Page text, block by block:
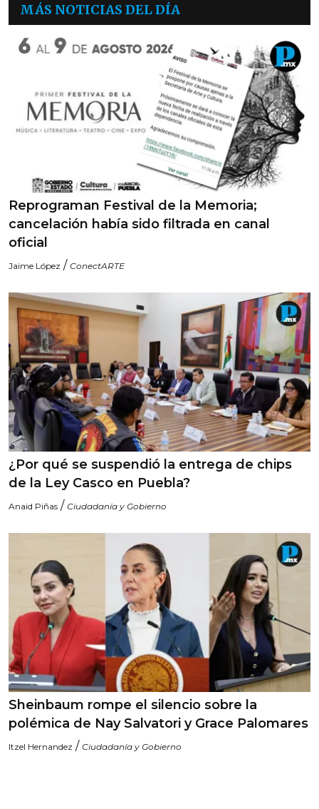
MÁS NOTICIAS DEL DÍA
Reprograman Festival de la Memoria;
cancelación había sido filtrada en canal
oficial
Jaime López / ConectARTE
¿Por qué se suspendió la entrega de chips
de la Ley Casco en Puebla?
Anaid Piñas / Ciudadanía y Gobierno
Sheinbaum rompe el silencio sobre la
polémica de Nay Salvatori y Grace Palomares
Itzel Hernandez / Ciudadanía y Gobierno